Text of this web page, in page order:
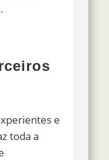
e
toda a